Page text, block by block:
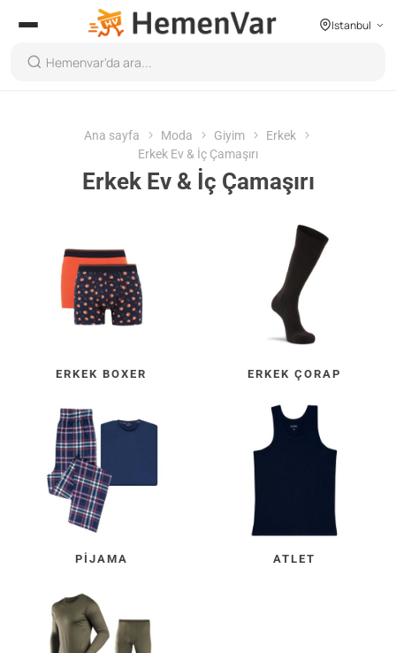
Istanbul
Ana sayfa Moda Giyim
Erkek
Erkek Ev & İç Çamaşırı
Erkek Ev & İç Çamaşırı
ERKEK BOXER ERKEK ÇORAP
PIJAMA ATLET